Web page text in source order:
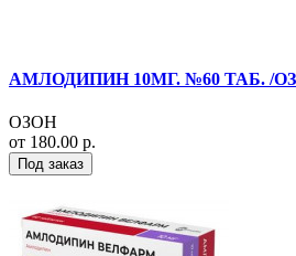
АМЛОДИПИН 10МГ. №60 ТАБ. /
ОЗОН
от 180.00 р.
Под заказ